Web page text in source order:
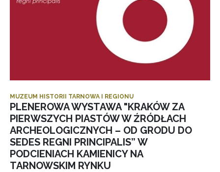
MUZEUM HISTORII TARNOWA I REGIONU
PLENEROWA WYSTAWA "KRAKÓW ZA
PIERWSZYCH PIASTÓW W ŹRÓDŁACH
ARCHEOLOGICZNYCH – OD GRODU DO
SEDES REGNI PRINCIPALIS” W
PODCIENIACH KAMIENICY NA
TARNOWSKIM RYNKU